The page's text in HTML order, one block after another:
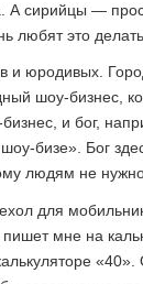
А сирийцы —
любят это
и юродивых.
шоу-бизнес,
и бог,
бизе». Бог
людям не
для
мне на
«40».